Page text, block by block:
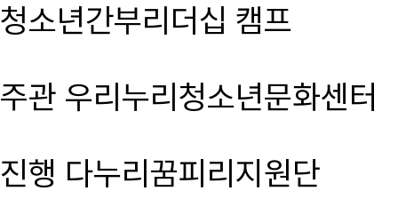
청소년간부리더십 캠프
주관 우리누리청소년문화센터
진행 다누리꿈피리지원단